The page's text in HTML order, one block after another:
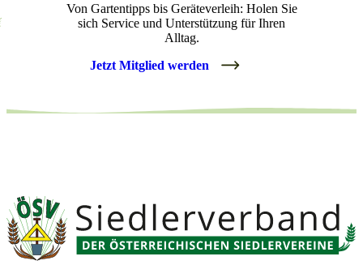
Von Gartentipps bis Geräteverleih: Holen Sie
sich Service und Unterstützung für Ihren
Alltag.
Jetzt Mitglied werden